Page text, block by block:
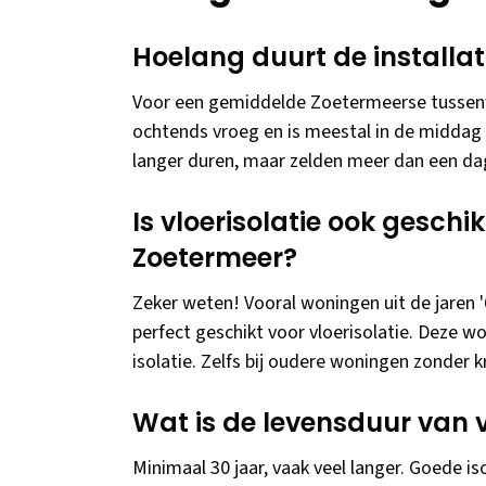
Hoelang duurt de
Voor een gemiddelde Zoetermeerse
ochtends vroeg en is meestal in de
langer duren, maar zelden meer dan een
Is vloerisolatie ook
Zoetermeer?
Zeker weten! Vooral woningen uit de
perfect geschikt voor vloerisolatie. Deze
isolatie. Zelfs bij oudere woningen zonder
Wat is de levensduur van
Minimaal 30 jaar, vaak veel langer. Goede